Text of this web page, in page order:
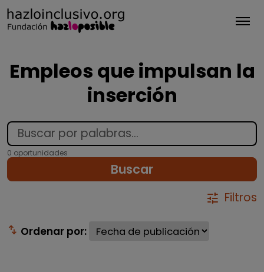
Empleos que impulsan la
inserción
0 oportunidades
Buscar
tune Filtros
swap_vert Ordenar por: